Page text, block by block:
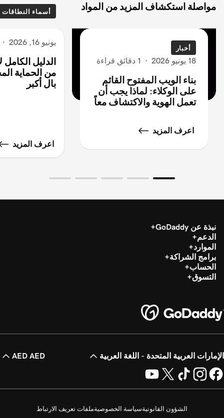
مواصلة استكشاف المزيد من المواد
أخبار
18 يونيو 2026 · 1 دقائق قراءة
بناء الويب المفتوح القائم
على الوكلاء: لماذا يجب أن
تعمل الهوية والاكتشاف معاً
اعرف المزيد
أسماء النطاقات
يونيو 16, 2026 ·
الدليل
من الحماية
بال أكبر
اعرف المزيد
نبذة عن GoDaddy
الدعم
الموارد
برامج الشراكة
الحساب
التسوق
الإمارات العربية المتحدة - اللغة العربية AED AED
الشؤون القانونيةسياسة الخصوصيةملفات تعريف الارتباط